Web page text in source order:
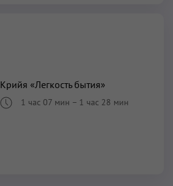
Крийя «Легкость бытия»
1 час 07 мин – 1 час 28 мин